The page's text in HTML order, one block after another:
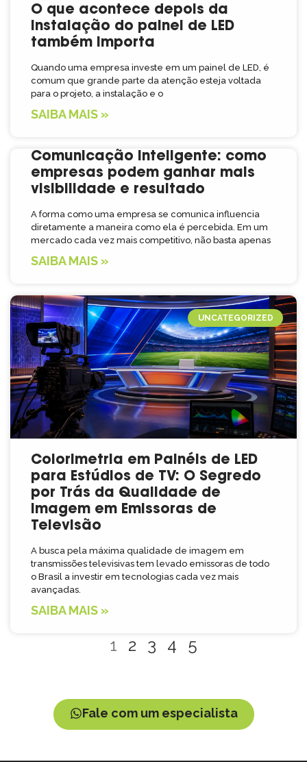
O que acontece depois da
instalação do painel de LED
também importa
Quando uma empresa investe em um painel de LED, é
comum que grande parte da atenção esteja voltada
para o projeto, a instalação e o
SAIBA MAIS »
Comunicação inteligente: como
empresas podem ganhar mais
visibilidade e resultado
A forma como uma empresa se comunica influencia
diretamente a maneira como ela é percebida. Em um
mercado cada vez mais competitivo, não basta apenas
SAIBA MAIS »
UNCATEGORIZED
Colorimetria em Painéis de LED
para Estúdios de TV: O Segredo
por Trás da Qualidade de
Imagem em Emissoras de
Televisão
A busca pela máxima qualidade de imagem em
transmissões televisivas tem levado emissoras de todo
o Brasil a investir em tecnologias cada vez mais
avançadas.
SAIBA MAIS »
1 2 3 4 5
Fale com um especialista